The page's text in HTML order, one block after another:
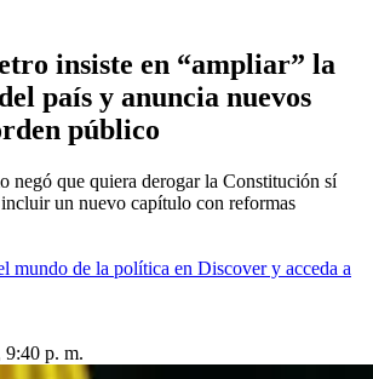
insiste en “ampliar” la
país y anuncia nuevos
público
negó que quiera derogar la Constitución sí
un nuevo capítulo con reformas
mundo de la política en Discover y acceda a
9:40 p. m.